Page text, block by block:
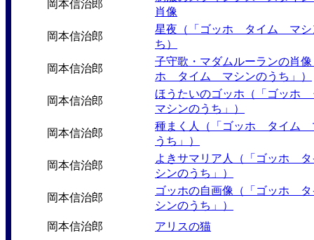
岡本信治郎
肖像
岡本信治郎
星夜（「ゴッホ タイム マシ
ち）
岡本信治郎
子守歌・マダムルーランの肖
ホ タイム マシンのうち」）
岡本信治郎
ほうたいのゴッホ（「ゴッ
マシンのうち」）
岡本信治郎
種まく人（「ゴッホ タイム
うち」）
岡本信治郎
よきサマリア人（「ゴッホ
シンのうち」）
岡本信治郎
ゴッホの自画像（「ゴッホ
シンのうち」）
岡本信治郎
アリスの猫